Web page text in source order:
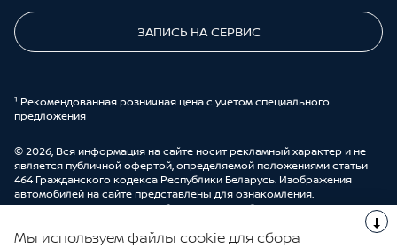
ЗАПИСЬ НА СЕРВИС
¹ Рекомендованная розничная цена с учетом специального
предложения
© 2026, Вся информация на сайте носит рекламный характер и не
является публичной офертой, определяемой положениями статьи
464 Гражданского кодекса Республики Беларусь. Изображения
автомобилей на сайте представлены для ознакомления.
Комплектации и цены могут быть изменены без предварительного
автоцентре ООО “ДрайвМоторс”.
Мы используем файлы cookie для сбора